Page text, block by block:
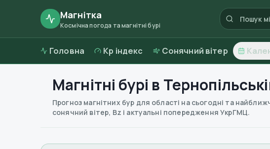
Магнітка
Космічна погода та магнітні бурі
Головна Kp індекс Сонячний вітер
Магнітні бурі в
Прогноз магнітних бур для області на сьогодні та
сонячний вітер, Bz і актуальні попередження УкрГМЦ.